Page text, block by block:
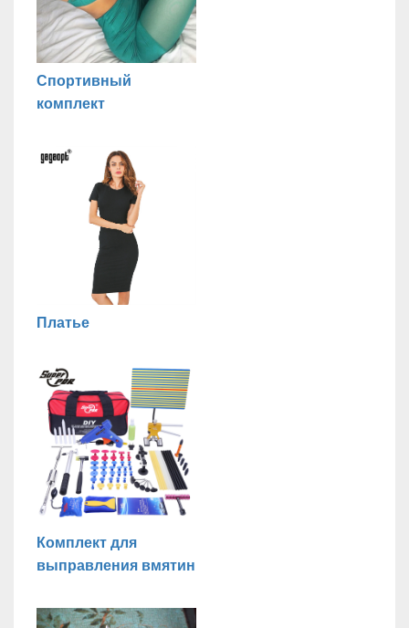
Спортивный
комплект
Платье
Комплект для
выправления вмятин